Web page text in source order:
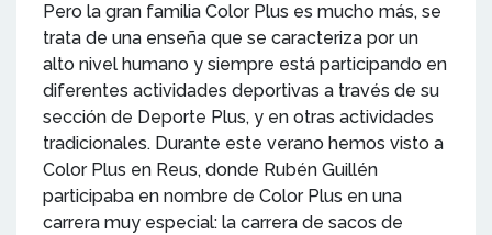
Pero la gran familia Color Plus es mucho más, se
trata de una enseña que se caracteriza por un
alto nivel humano y siempre está participando en
diferentes actividades deportivas a través de su
sección de Deporte Plus, y en otras actividades
tradicionales. Durante este verano hemos visto a
Color Plus en Reus, donde Rubén Guillén
participaba en nombre de Color Plus en una
carrera muy especial: la carrera de sacos de